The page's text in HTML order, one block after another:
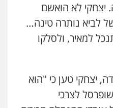
יצחקי לא הואשם
לביא נותרה טינה…
למאיר, ולסלקו
יצחקי טען כי "הוא
לצרכי